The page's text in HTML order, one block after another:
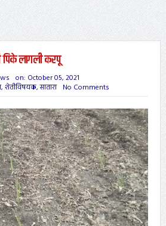
लागली करपू
on: October 05, 2021
, शेतीविषयक,सातारा No Comments